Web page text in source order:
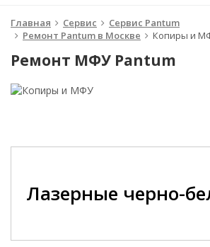
Главная Сервис
Сервис Pantum
Ремонт Pantum в Москве
Копиры и
Ремонт МФУ Pantum
Лазерные черно-